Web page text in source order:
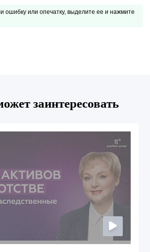
ошибку или опечатку, выделите ее и нажмите
заинтересовать